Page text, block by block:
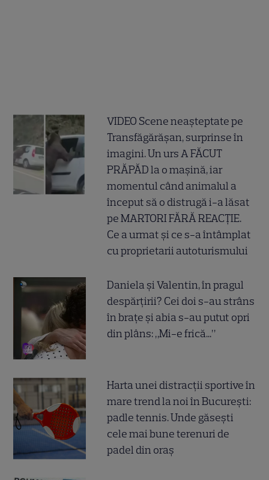
VIDEO Scene neașteptate pe
Transfăgărășan, surprinse în
imagini. Un urs A FĂCUT
PRĂPĂD la o mașină, iar
momentul când animalul a
început să o distrugă i-a lăsat
pe MARTORI FĂRĂ REACȚIE.
Ce a urmat și ce s-a întâmplat
cu proprietarii autoturismului
Daniela și Valentin, în pragul
despărțirii? Cei doi s-au strâns
în brațe și abia s-au putut opri
din plâns: „Mi-e frică...”
Harta unei distracții sportive în
mare trend la noi în București:
padle tennis. Unde găsești
cele mai bune terenuri de
padel din oraș